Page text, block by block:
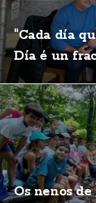
"Cada día
Día é un
Os nenos